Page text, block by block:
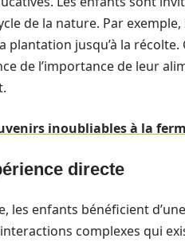
de la nature. Par
plantation jusqu’à la récolte.
de l’importance de leur
inoubliables à la
directe
les enfants bénéficient
complexes qui